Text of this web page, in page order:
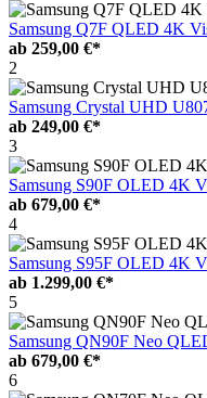
Samsung Q7F QLED 4K
ab 259,00 €*
2
Samsung Crystal UHD
ab 249,00 €*
3
Samsung S90F OLED 4K
ab 679,00 €*
4
Samsung S95F OLED 4K
ab 1.299,00 €*
5
Samsung QN90F Neo
ab 679,00 €*
6